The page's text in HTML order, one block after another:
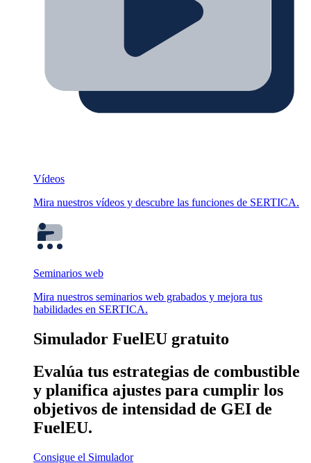
Vídeos
Mira nuestros vídeos y descubre las funciones de SERTICA.
Seminarios web
Mira nuestros seminarios web grabados y mejora tus
habilidades en SERTICA.
Simulador FuelEU gratuito
Evalúa tus estrategias de combustible
y planifica ajustes para cumplir los
objetivos de intensidad de GEI de
FuelEU.
Consigue el Simulador